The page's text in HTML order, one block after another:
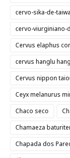
cervo-sika-de-
cervo-viurginiano-
Cervus elaphus
cervus hanglu
Cervus nippon
Ceyx melanurus
Chaco seco
Chamaeza
Chapada dos